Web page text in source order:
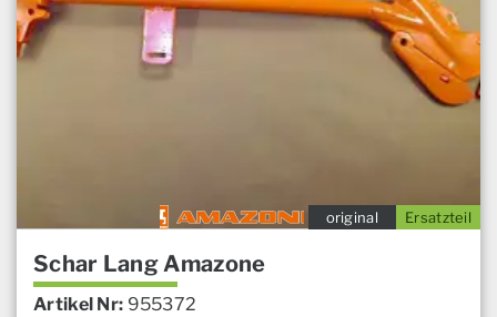
Ersatzteil
original
Schar Lang Amazone
Artikel Nr: 955372